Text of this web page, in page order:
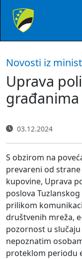
Novosti iz
Uprava
građanima
03.12.2024
S obzirom na
prevareni od
kupovine, Uprava
poslova
prilikom
društvenih mreža,
pozornost u
nepoznatim
proteklom periodu